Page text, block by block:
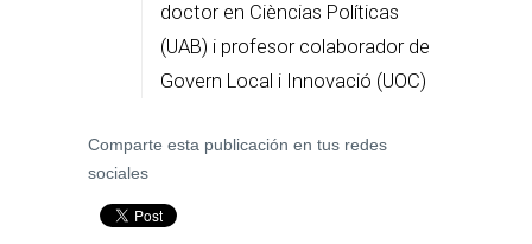
doctor en Cièncias Políticas
(UAB) i profesor colaborador de
Govern Local i Innovació (UOC)
Comparte esta publicación en tus redes
sociales